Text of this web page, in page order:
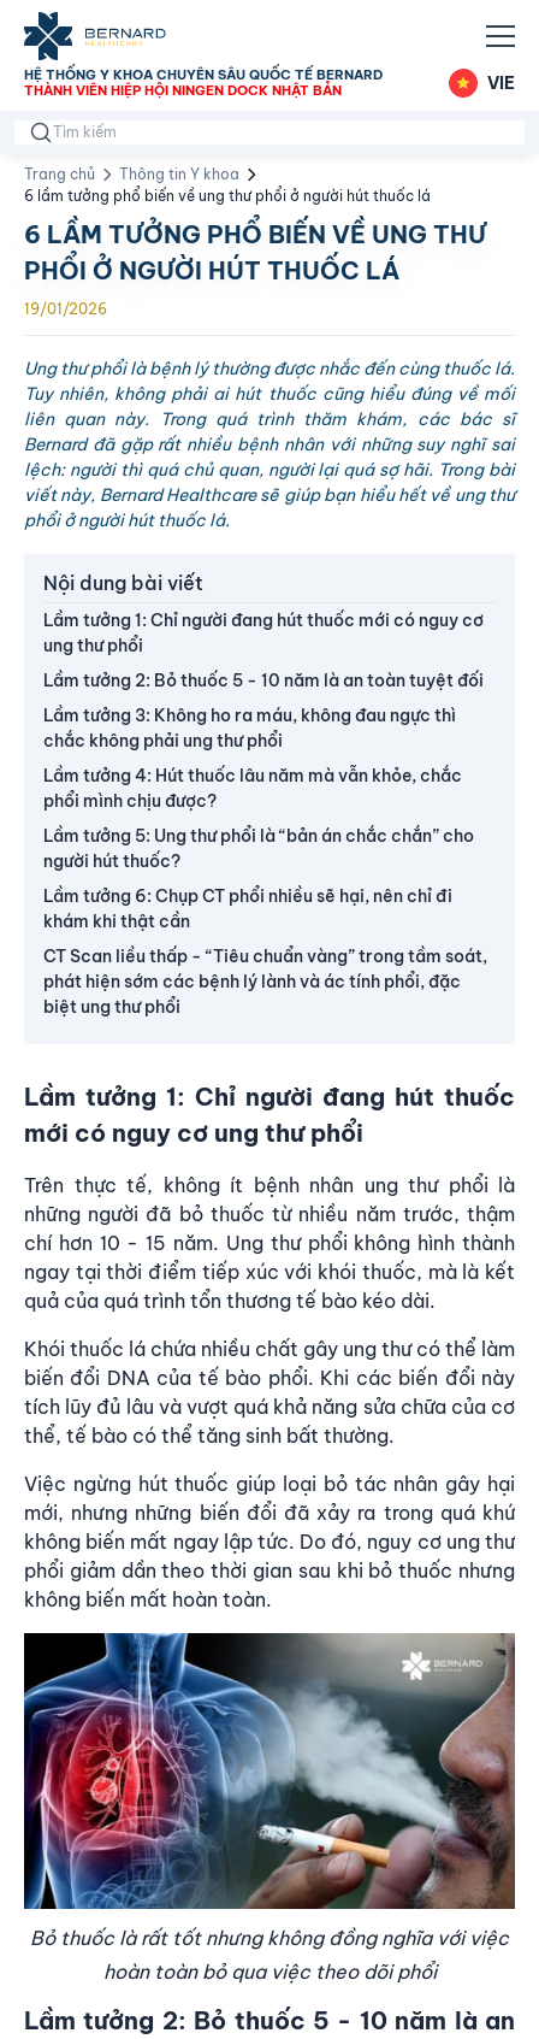
HỆ THỐNG Y KHOA CHUYÊN SÂU QUỐC TẾ BERNARD
THÀNH VIÊN HIỆP HỘI NINGEN DOCK NHẬT BẢN
VIE
Trang chủ
Thông tin Y khoa
6 lầm tưởng phổ biến về ung thư phổi ở người hút thuốc lá
6 LẦM TƯỞNG PHỔ BIẾN VỀ UNG THƯ
PHỔI Ở NGƯỜI HÚT THUỐC LÁ
19/01/2026
Ung thư phổi là bệnh lý thường được nhắc đến cùng thuốc lá.
Tuy nhiên, không phải ai hút thuốc cũng hiểu đúng về mối
liên quan này. Trong quá trình thăm khám, các bác sĩ
Bernard đã gặp rất nhiều bệnh nhân với những suy nghĩ sai
lệch: người thì quá chủ quan, người lại quá sợ hãi. Trong bài
viết này, Bernard Healthcare sẽ giúp bạn hiểu hết về ung thư
phổi ở người hút thuốc lá.
Nội dung bài viết
Lầm tưởng 1: Chỉ người đang hút thuốc mới có nguy cơ
ung thư phổi
Lầm tưởng 2: Bỏ thuốc 5 - 10 năm là an toàn tuyệt đối
Lầm tưởng 3: Không ho ra máu, không đau ngực thì
chắc không phải ung thư phổi
Lầm tưởng 4: Hút thuốc lâu năm mà vẫn khỏe, chắc
phổi mình chịu được?
Lầm tưởng 5: Ung thư phổi là “bản án chắc chắn” cho
người hút thuốc?
Lầm tưởng 6: Chụp CT phổi nhiều sẽ hại, nên chỉ đi
khám khi thật cần
CT Scan liều thấp - “Tiêu chuẩn vàng” trong tầm soát,
phát hiện sớm các bệnh lý lành và ác tính phổi, đặc
biệt ung thư phổi
Lầm tưởng 1: Chỉ người đang hút thuốc
mới có nguy cơ ung thư phổi
Trên thực tế, không ít bệnh nhân ung thư phổi là
những người đã bỏ thuốc từ nhiều năm trước, thậm
chí hơn 10 - 15 năm. Ung thư phổi không hình thành
ngay tại thời điểm tiếp xúc với khói thuốc, mà là kết
quả của quá trình tổn thương tế bào kéo dài.
Khói thuốc lá chứa nhiều chất gây ung thư có thể làm
biến đổi DNA của tế bào phổi. Khi các biến đổi này
tích lũy đủ lâu và vượt quá khả năng sửa chữa của cơ
thể, tế bào có thể tăng sinh bất thường.
Việc ngừng hút thuốc giúp loại bỏ tác nhân gây hại
mới, nhưng những biến đổi đã xảy ra trong quá khứ
không biến mất ngay lập tức. Do đó, nguy cơ ung thư
phổi giảm dần theo thời gian sau khi bỏ thuốc nhưng
không biến mất hoàn toàn.
Bỏ thuốc là rất tốt nhưng không đồng nghĩa với việc
hoàn toàn bỏ qua việc theo dõi phổi
Lầm tưởng 2: Bỏ thuốc 5 - 10 năm là an